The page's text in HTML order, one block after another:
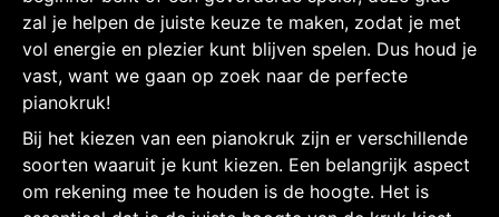
zal je helpen de juiste keuze te maken, zodat je met
vol energie en plezier kunt blijven spelen. Dus houd je
vast, want we gaan op zoek naar de perfecte
pianokruk!
Bij het kiezen van een pianokruk zijn er verschillende
soorten waaruit je kunt kiezen. Een belangrijk aspect
om rekening mee te houden is de hoogte. Het is